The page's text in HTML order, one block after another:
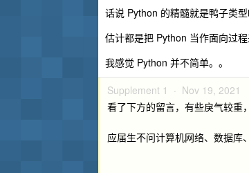
话说 Python 的精髓就是鸭子类
估计都是把 Python 当作面向过
我感觉 Python 并不简单。。
Supplement 1 · Nov 19, 2021
看了下方的留言，有些戾气较重
应届生不问计算机网络、数据库